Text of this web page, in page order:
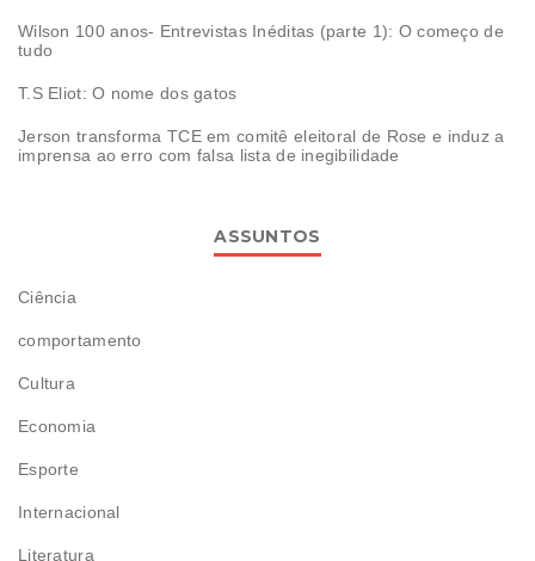
Wilson 100 anos- Entrevistas Inéditas (parte 1): O começo de
tudo
T.S Eliot: O nome dos gatos
Jerson transforma TCE em comitê eleitoral de Rose e induz a
imprensa ao erro com falsa lista de inegibilidade
ASSUNTOS
Ciência
comportamento
Cultura
Economia
Esporte
Internacional
Literatura